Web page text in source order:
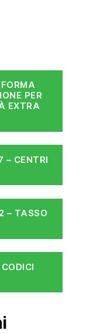
PER
EXTRA
– CENTRI
– TASSO